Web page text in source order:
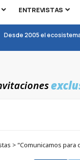
ENTREVISTAS
Desde 2005 el
> “Comunicamos